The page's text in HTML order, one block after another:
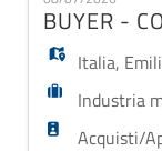
PT
trasportatori. -
produzione e
BUYER -
Italia,
Industria
Acquisti/